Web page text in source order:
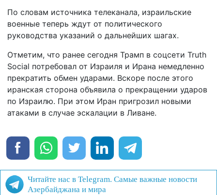
По словам источника телеканала, израильские
военные теперь ждут от политического
руководства указаний о дальнейших шагах.
Отметим, что ранее сегодня Трамп в соцсети Truth
Social потребовал от Израиля и Ирана немедленно
прекратить обмен ударами. Вскоре после этого
иранская сторона объявила о прекращении ударов
по Израилю. При этом Иран пригрозил новыми
атаками в случае эскалации в Ливане.
Читайте нас в Telegram. Самые важные новости
Азербайджана и мира